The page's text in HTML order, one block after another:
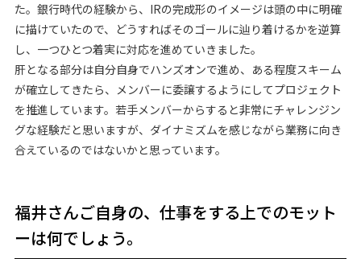
た。銀行時代の経験から、IRの完成形のイメージは頭の中に明確
に描けていたので、どうすればそのゴールに辿り着けるかを逆算
し、一つひとつ着実に対応を進めていきました。
肝となる部分は自分自身でハンズオンで進め、ある程度スキーム
が確立してきたら、メンバーに委譲するようにしてプロジェクト
を推進しています。若手メンバーからすると非常にチャレンジン
グな経験だと思いますが、ダイナミズムを感じながら業務に向き
合えているのではないかと思っています。
福井さんご自身の、仕事をする上でのモット
ーは何でしょう。